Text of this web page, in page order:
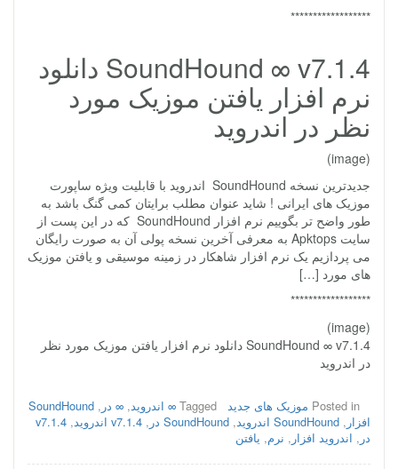
******************
SoundHound ∞ v7.1.4 دانلود
نرم افزار یافتن موزیک مورد
نظر در اندروید
(image)
جدیدترین نسخه SoundHound اندروید با قابلیت ویژه ساپورت
موزیک های ایرانی ! شاید عنوان مطلب برایتان کمی گنگ باشد به
طور واضح تر بگوییم نرم افزار SoundHound که در این پست از
سایت Apktops به معرفی آخرین نسخه پولی آن به صورت رایگان
می پردازیم یک نرم افزار شاهکار در زمینه موسیقی و یافتن موزیک
های مورد […]
******************
(image)
SoundHound ∞ v7.1.4 دانلود نرم افزار یافتن موزیک مورد نظر
در اندروید
Posted in موزیک های جدید Tagged ∞ اندروید, ∞ در ,
SoundHound
افزار , SoundHound اندروید , SoundHound در , v7.1.4 اندروید ,
v7.1.4
در , اندروید افزار , نرم, یافتن